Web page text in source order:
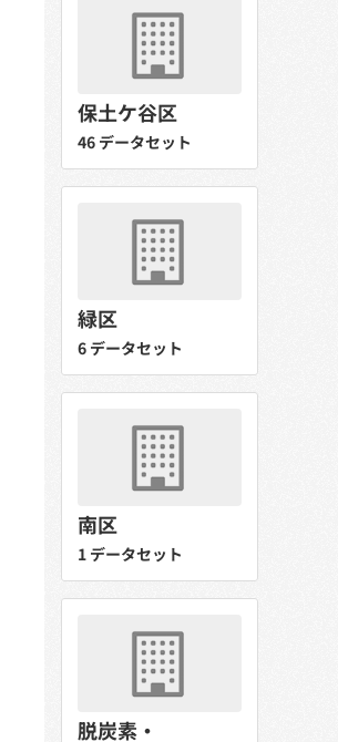
保土ケ谷区
46 データセット
緑区
6 データセット
南区
1 データセット
脱炭素・